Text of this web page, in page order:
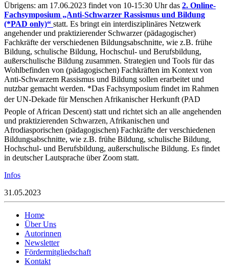
Übrigens: am 17.06.2023 findet von 10-15:30 Uhr das 2. Online-
Fachsymposium „Anti-Schwarzer Rassismus und Bildung
(*PAD only)“ statt. Es bringt ein interdisziplinäres Netzwerk
angehender und praktizierender Schwarzer (pädagogischer)
Fachkräfte der verschiedenen Bildungsabschnitte, wie z.B. frühe
Bildung, schulische Bildung, Hochschul- und Berufsbildung,
außerschulische Bildung zusammen. Strategien und Tools für das
Wohlbefinden von (pädagogischen) Fachkräften im Kontext von
Anti-Schwarzem Rassismus und Bildung sollen erarbeitet und
nutzbar gemacht werden. *Das Fachsymposium findet im Rahmen
der UN-Dekade für Menschen Afrikanischer Herkunft (PAD 
People of African Descent) statt und richtet sich an alle angehenden
und praktizierenden Schwarzen, Afrikanischen und
Afrodiasporischen (pädagogischen) Fachkräfte der verschiedenen
Bildungsabschnitte, wie z.B. frühe Bildung, schulische Bildung,
Hochschul- und Berufsbildung, außerschulische Bildung. Es findet
in deutscher Lautsprache über Zoom statt.
Infos
31.05.2023
Home
Über Uns
Autorinnen
Newsletter
Fördermitgliedschaft
Kontakt